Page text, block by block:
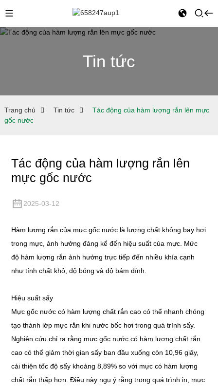
Tin tức
Trang chủ Tin tức
Tác động của hàm lượng rắn lên mực
gốc nước
Tác động của hàm lượng rắn lên
mực gốc nước
2025-03-12
Hàm lượng rắn của mực gốc nước là lượng chất không bay hơi
trong mực, ảnh hưởng đáng kể đến hiệu suất của mực. Mức
độ hàm lượng rắn ảnh hưởng trực tiếp đến nhiều khía cạnh
như tính chất khô, độ bóng và độ bám dính.
Hiệu suất sấy
Mực gốc nước có hàm lượng chất rắn cao có thể nhanh chóng
tạo thành lớp mực rắn khi nước bốc hơi trong quá trình sấy.
Nghiên cứu chỉ ra rằng mực gốc nước có hàm lượng chất rắn
cao có thể giảm thời gian sấy ban đầu xuống còn 10,96 giây,
cải thiện tốc độ sấy khoảng 8,89% so với mực có hàm lượng
chất rắn thấp hơn. Điều này ngụ ý rằng trong quá trình in, mực